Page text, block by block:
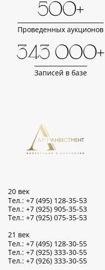
500+
Проведенных аукционов
343 000+
Записей в базе
20 век
Тел.: +7 (495) 128-35-53
Тел.: +7 (925) 905-35-53
Тел.: +7 (925) 075-35-53
21 век
Тел.: +7 (495) 128-30-55
Тел.: +7 (925) 333-30-55
Тел.: +7 (926) 333-30-55